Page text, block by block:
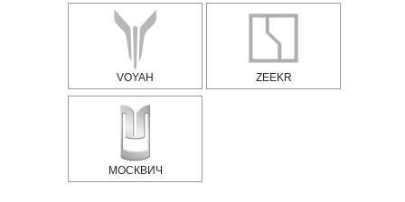
VOYAH ZEEKR
МОСКВИЧ